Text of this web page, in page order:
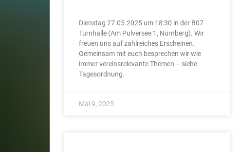
Dienstag 27.05.2025 um 18:30 in der B07
Turnhalle (Am Pulversee 1, Nürnberg). Wir
freuen uns auf zahlreiches Erscheinen.
Gemeinsam mit euch besprechen wir wie
immer vereinsrelevante Themen – siehe
Tagesordnung.
Mai 9, 2025